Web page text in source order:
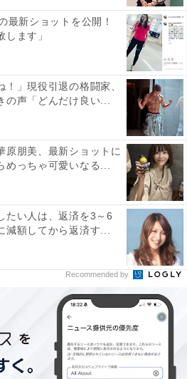
最新ショットを公開！
します」
！」現役引退の格闘家、
の声「どんだけ良い...
原朋美、最新ショットに
めっちゃ可愛いなる...
たい人は、返済を3～6
減額してから返済す...
Recommended by